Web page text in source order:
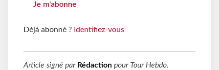
Je m'abonne
Déjà abonné ? Identifiez-vous
Article signé par Rédaction pour Tour Hebdo.